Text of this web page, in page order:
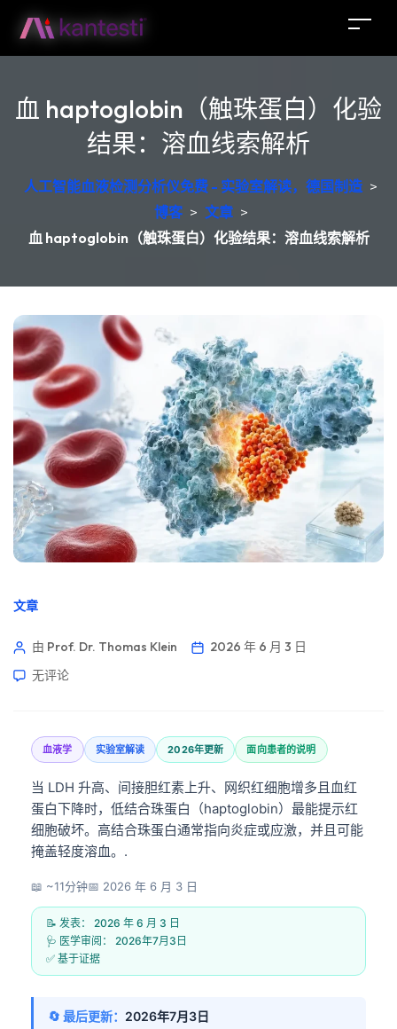
血 haptoglobin（触珠蛋白）化验
结果：溶血线索解析
人工智能血液检测分析仪免费 - 实验室解读，德国制造 >
博客 > 文章 >
血 haptoglobin（触珠蛋白）化验结果：溶血线索解析
文章
由 Prof. Dr. Thomas Klein
2026 年 6 月 3 日
无评论
血液学 实验室解读 2026年更新 面向患者的说明
当 LDH 升高、间接胆红素上升、网织红细胞增多且血红
蛋白下降时，低结合珠蛋白（haptoglobin）最能提示红
细胞破坏。高结合珠蛋白通常指向炎症或应激，并且可能
掩盖轻度溶血。.
📖 ~11分钟📅 2026 年 6 月 3 日
📝 发表： 2026 年 6 月 3 日
🩺 医学审阅： 2026年7月3日
✅ 基于证据
🔄 最后更新： 2026年7月3日